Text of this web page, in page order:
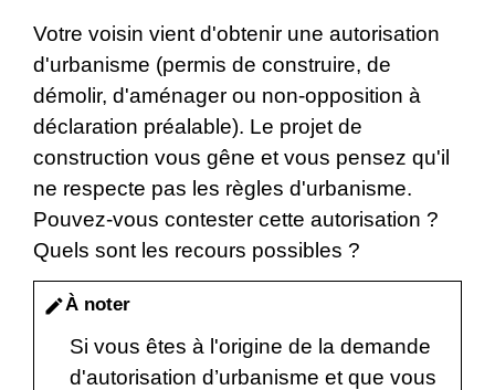
Votre voisin vient d'obtenir une autorisation
d'urbanisme (permis de construire, de
démolir, d'aménager ou non-opposition à
déclaration préalable). Le projet de
construction vous gêne et vous pensez qu'il
ne respecte pas les règles d'urbanisme.
Pouvez-vous contester cette autorisation ?
Quels sont les recours possibles ?
editÀ noter
Si vous êtes à l'origine de la demande
d'autorisation d’urbanisme et que vous